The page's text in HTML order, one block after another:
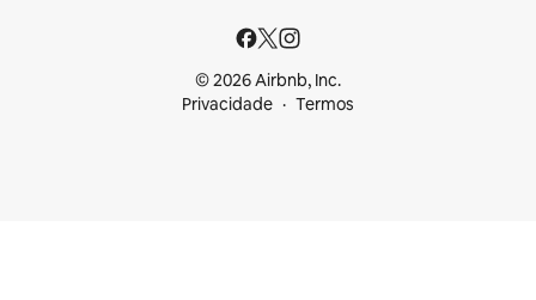
© 2026 Airbnb, Inc.
Privacidade
Termos